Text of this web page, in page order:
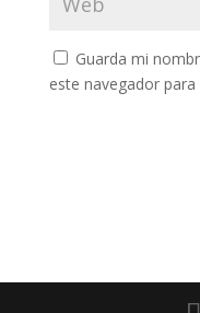
Guarda mi
este navegador